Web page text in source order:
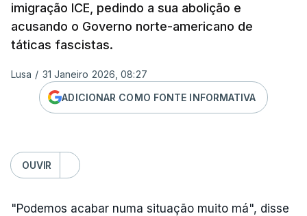
imigração ICE, pedindo a sua abolição e
acusando o Governo norte-americano de
táticas fascistas.
Lusa / 31 Janeiro 2026, 08:27
ADICIONAR COMO FONTE INFORMATIVA
OUVIR
"Podemos acabar numa situação muito má", disse